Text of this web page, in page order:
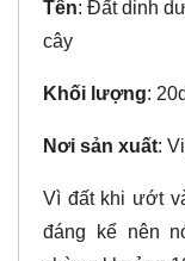
Tên: Đất dinh
cây
Khối lượng:
Nơi sản xuất:
Vì đất khi ướt
đáng kể nên